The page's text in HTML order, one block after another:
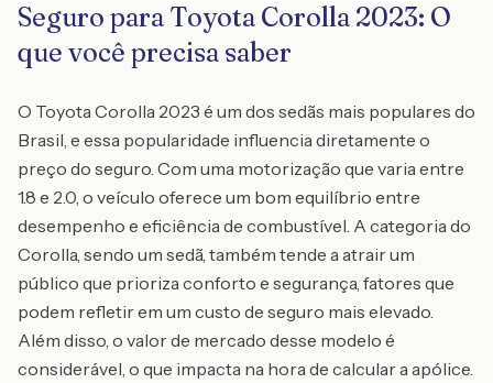
Seguro para Toyota Corolla 2023: O
que você precisa saber
O Toyota Corolla 2023 é um dos sedãs mais populares do
Brasil, e essa popularidade influencia diretamente o
preço do seguro. Com uma motorização que varia entre
1.8 e 2.0, o veículo oferece um bom equilíbrio entre
desempenho e eficiência de combustível. A categoria do
Corolla, sendo um sedã, também tende a atrair um
público que prioriza conforto e segurança, fatores que
podem refletir em um custo de seguro mais elevado.
Além disso, o valor de mercado desse modelo é
considerável, o que impacta na hora de calcular a apólice.